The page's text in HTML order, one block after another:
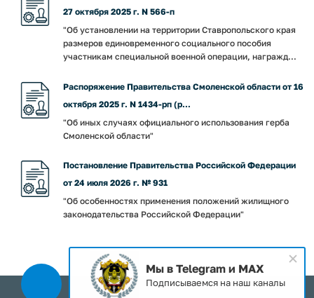
27 октября 2025 г. N 566-п
"Об установлении на территории Ставропольского края
размеров единовременного социального пособия
участникам специальной военной операции, награжд...
Распоряжение Правительства Смоленской области от 16
октября 2025 г. N 1434-рп (р...
"Об иных случаях официального использования герба
Смоленской области"
Постановление Правительства Российской Федерации
от 24 июля 2026 г. № 931
"Об особенностях применения положений жилищного
законодательства Российской Федерации"
Мы в Telegram и MAX
Подписываемся на наш каналы